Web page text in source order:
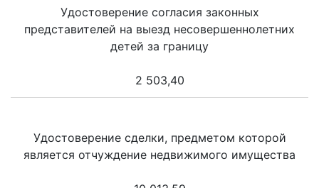
Удостоверение согласия законных
представителей на выезд несовершеннолетних
детей за границу
2 503,40
Удостоверение сделки, предметом которой
является отчуждение недвижимого имущества